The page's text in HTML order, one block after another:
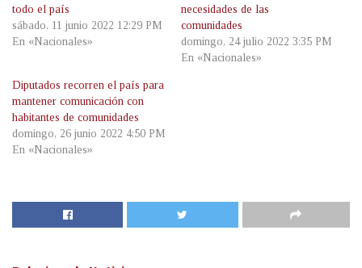
todo el país
sábado, 11 junio 2022 12:29 PM
En «Nacionales»
necesidades de las
comunidades
domingo, 24 julio 2022 3:35 PM
En «Nacionales»
Diputados recorren el país para
mantener comunicación con
habitantes de comunidades
domingo, 26 junio 2022 4:50 PM
En «Nacionales»